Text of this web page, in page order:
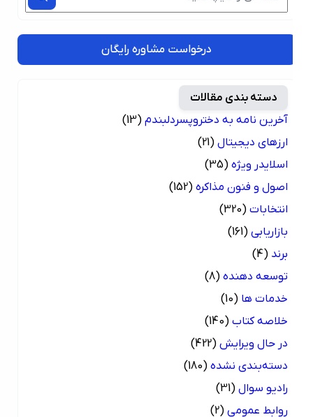
درخواست مشاوره رایگان
دسته بندی مقالات
آخرین نامه به دختروپسردلبندم (13)
ارزهای دیجیتال (21)
اسلایدر ویژه (35)
اصول و فنون مذاکره (152)
انتخابات (320)
بازاریابی (161)
(4)
توسعه دهنده (8)
خدمات ها (10)
خلاصه کتاب (140)
در حال ویرایش (422)
دسته‌بندی نشده (180)
رادیو سوال (31)
روابط عمومی (2)